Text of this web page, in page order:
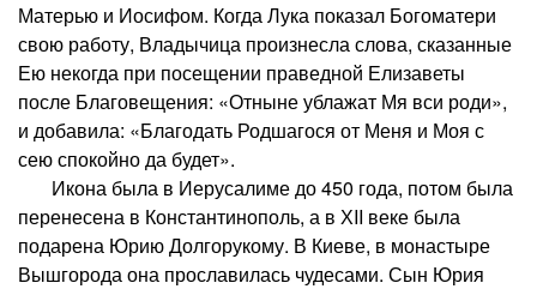
Матерью и Иосифом. Когда Лука показал Богоматери
свою работу, Владычица произнесла слова, сказанные
Ею некогда при посещении праведной Елизаветы
после Благовещения: «Отныне ублажат Мя вси роди»,
и добавила: «Благодать Родшагося от Меня и Моя с
сею спокойно да будет».
Икона была в Иерусалиме до 450 года, потом была
перенесена в Константинополь, а в ХII веке была
подарена Юрию Долгорукому. В Киеве, в монастыре
Вышгорода она прославилась чудесами. Сын Юрия